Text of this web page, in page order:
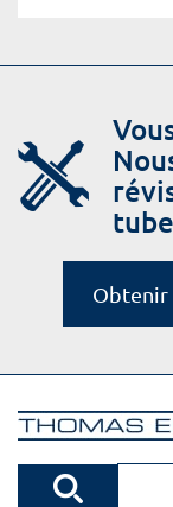
Obtenir